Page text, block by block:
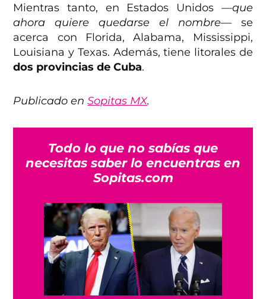
Mientras tanto, en Estados Unidos —que
ahora quiere quedarse el nombre—se
acerca con Florida, Alabama, Mississippi,
Louisiana y Texas. Además, tiene litorales de
dos provincias de Cuba.
Publicado enSopitas MX.
Todo lo que no sabías que
necesitas saber lo encuentras en
Sopitas.com